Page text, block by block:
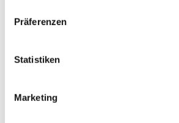
Präferenzen
Statistiken
MarketingDies könnte Sie